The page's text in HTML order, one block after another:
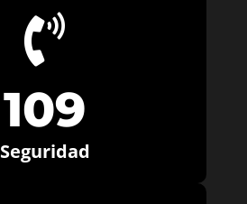

109
Seguridad